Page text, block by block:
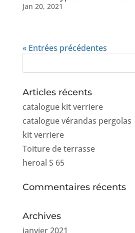
Jan 20, 2021
« Entrées précédentes
Articles récents
catalogue kit verriere
catalogue vérandas pergolas
kit verriere
Toiture de terrasse
heroal S 65
Commentaires récents
Archives
janvier 2021